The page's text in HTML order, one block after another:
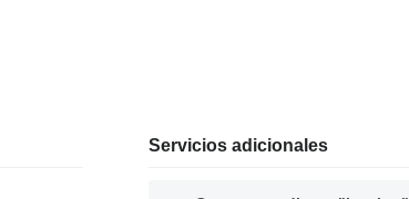
Servicios adicionales